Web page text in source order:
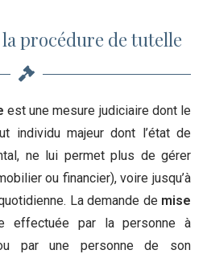
procédure de tutelle
est une mesure judiciaire dont le
individu majeur dont l’état de
ne lui permet plus de gérer
ou financier), voire jusqu’à
La demande de mise
effectuée par la personne à
par une personne de son